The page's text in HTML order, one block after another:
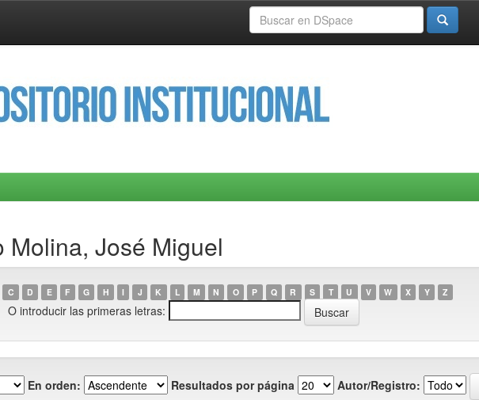
Molina, José Miguel
C D E F G H I J K L M N O P Q R S T U V W X Y Z
O introducir las primeras letras:
En orden: Resultados por página Autor/Registro: